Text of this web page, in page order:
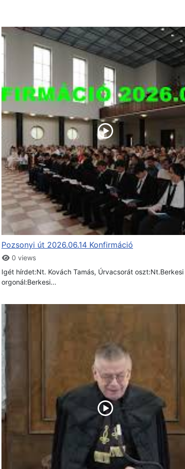
Pozsonyi út 2026.06.14 Konfirmáció
0 views
Igét hírdet:Nt. Kovách Tamás, Úrvacsorát oszt:Nt.Berkesi
orgonál:Berkesi...